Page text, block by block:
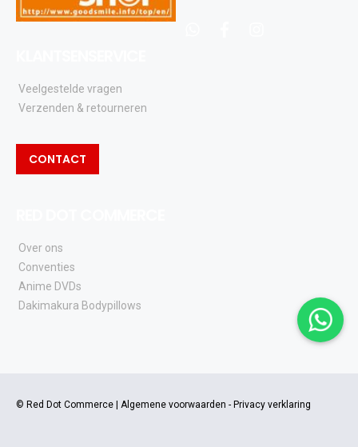
Veelgestelde vragen
Verzenden & retourneren
CONTACT
Over ons
Conventies
Anime DVDs
Dakimakura Bodypillows
© Red Dot Commerce | Algemene voorwaarden - Privacy verklaring